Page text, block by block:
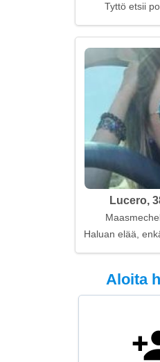
Tyttö etsii
Lucero,
Haluan elää,
Aloita